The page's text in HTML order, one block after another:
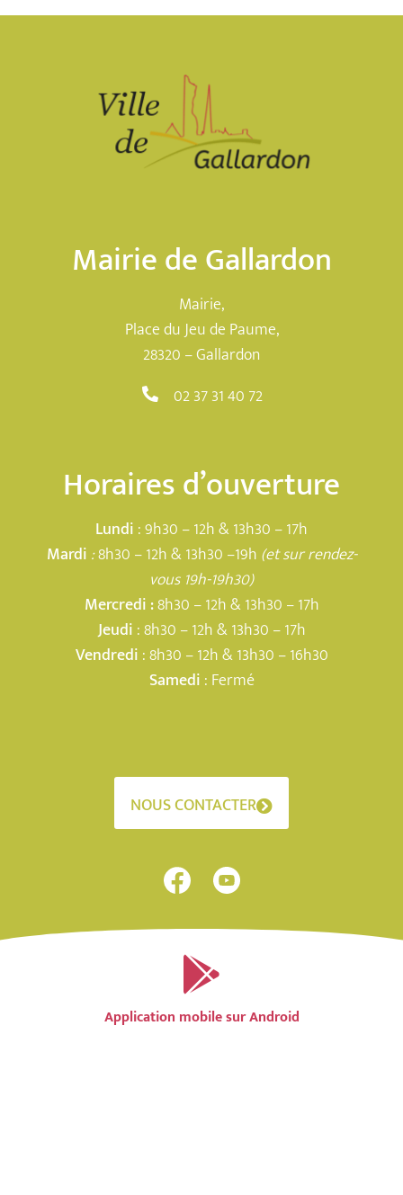
Mairie de Gallardon
Mairie,
Place du Jeu de Paume,
28320 – Gallardon
02 37 31 40 72
Horaires d’ouverture
Lundi : 9h30 – 12h & 13h30 – 17h
Mardi :8h30 – 12h & 13h30 –19h (et sur rendez-
vous 19h-19h30)
Mercredi :8h30 – 12h & 13h30 – 17h
Jeudi : 8h30 – 12h & 13h30 – 17h
Vendredi : 8h30 – 12h & 13h30 – 16h30
Samedi : Fermé
NOUS CONTACTER
Application mobile sur Android